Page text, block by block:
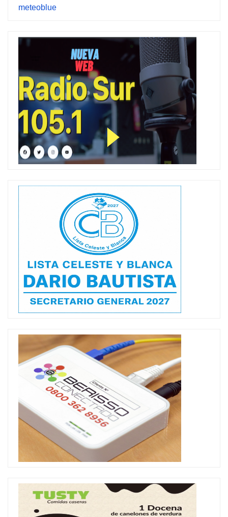
meteoblue